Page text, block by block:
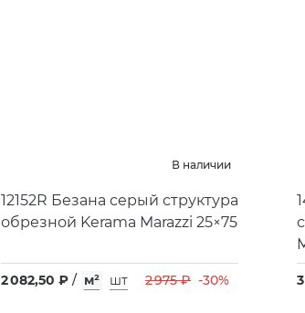
В наличии
12152R Безана серый структура
обрезной Kerama Marazzi 25×75
2 082,50 ₽ / м² шт 2 975 ₽ -30%